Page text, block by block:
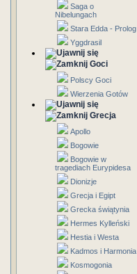
Saga o
Nibelungach
Stara Edda - Prolog
Yggdrasil
Goci
Polscy Goci
Wierzenia Gotów
Grecja
Apollo
Bogowie
Bogowie w
tragediach Eurypidesa
Dionizje
Grecja i Egipt
Grecka świątynia
Hermes Kylleński
Hestia i Westa
Kadmos i Harmonia
Kosmogonia